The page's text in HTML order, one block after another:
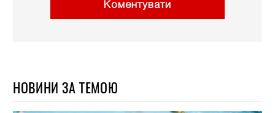
Коментувати
НОВИНИ ЗА ТЕМОЮ